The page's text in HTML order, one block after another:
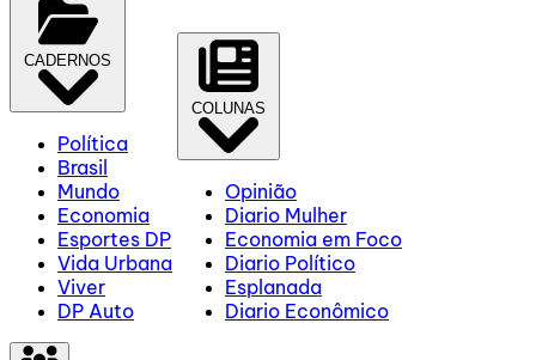
CADERNOS
Política
Brasil
Mundo
Economia
Esportes DP
Vida Urbana
Viver
DP Auto
COLUNAS
Opinião
Diario Mulher
Economia em Foco
Diario Político
Esplanada
Diario Econômico